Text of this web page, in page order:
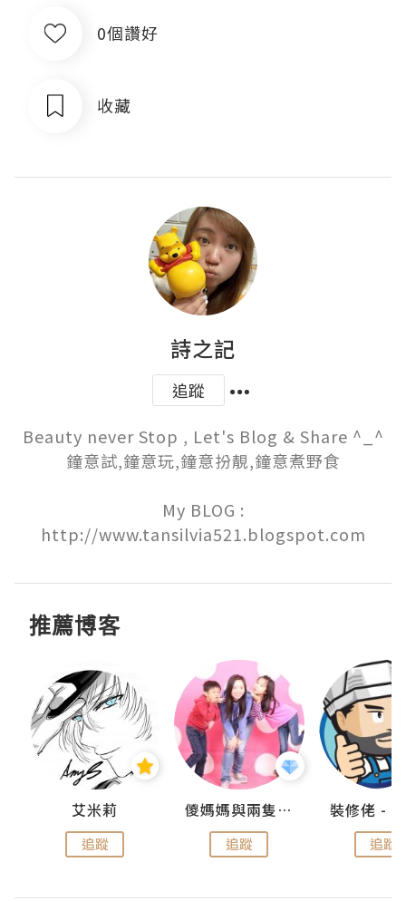
0個讚好
收藏
詩之記
追蹤
Beauty never Stop , Let's Blog & Share ^_^
鐘意試,鐘意玩,鐘意扮靚,鐘意煮野食
My BLOG :
http://www.tansilvia521.blogspot.com
推薦博客
艾米莉
追蹤
儍媽媽與兩隻小魔怪之家
追蹤 追蹤